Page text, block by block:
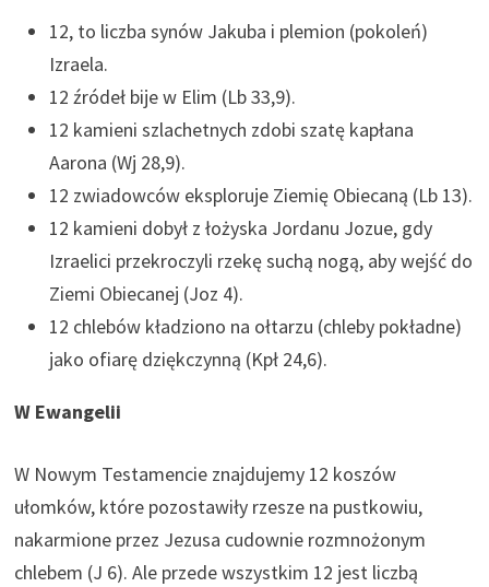
12, to liczba synów Jakuba i plemion (pokoleń)
Izraela.
12 źródeł bije w Elim (Lb 33,9).
12 kamieni szlachetnych zdobi szatę kapłana
Aarona (Wj 28,9).
12 zwiadowców eksploruje Ziemię Obiecaną (Lb 13).
12 kamieni dobył z łożyska Jordanu Jozue, gdy
Izraelici przekroczyli rzekę suchą nogą, aby wejść do
Ziemi Obiecanej (Joz 4).
12 chlebów kładziono na ołtarzu (chleby pokładne)
jako ofiarę dziękczynną (Kpł 24,6).
W Ewangelii
W Nowym Testamencie znajdujemy 12 koszów
ułomków, które pozostawiły rzesze na pustkowiu,
nakarmione przez Jezusa cudownie rozmnożonym
chlebem (J 6). Ale przede wszystkim 12 jest liczbą